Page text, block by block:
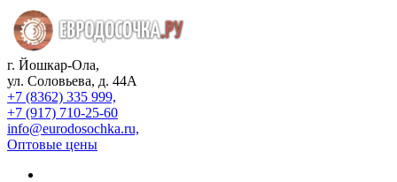
г. Йошкар-Ола,
ул. Соловьева, д. 44А
+7 (8362) 335 999,
+7 (917) 710-25-60
info@eurodosochka.ru,
Оптовые цены